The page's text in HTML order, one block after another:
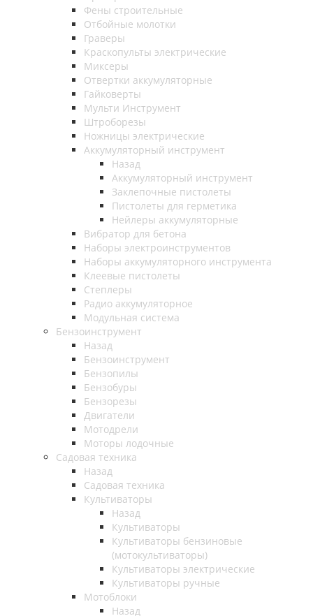
Фены строительные
Отбойные молотки
Граверы
Краскопульты электрические
Миксеры
Отвертки аккумуляторные
Гайковерты
Мульти Инструмент
Штроборезы
Ножницы электрические
Аккумуляторный инструмент
Назад
Аккумуляторный инструмент
Заклепочные пистолеты
Пистолеты для герметика
Нейлеры аккумуляторные
Вибратор для бетона
Наборы электроинструментов
Наборы аккумуляторного инструмента
Клеевые пистолеты
Степлеры
Радио аккумуляторное
Модульная система
Бензоинструмент
Назад
Бензоинструмент
Бензопилы
Бензобуры
Бензорезы
Двигатели
Мотодрели
Моторы лодочные
Садовая техника
Назад
Садовая техника
Культиваторы
Назад
Культиваторы
Культиваторы бензиновые
(мотокультиваторы)
Культиваторы электрические
Культиваторы ручные
Мотоблоки
Назад